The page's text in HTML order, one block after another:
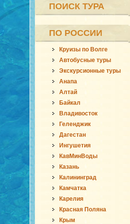
ПОИСК ТУРА
ПО РОССИИ
Круизы по Волге
Автобусные туры
Экскурсионные туры
Анапа
Алтай
Байкал
Владивосток
Геленджик
Дагестан
Ингушетия
КавМинВоды
Казань
Калининград
Камчатка
Карелия
Красная Поляна
Крым